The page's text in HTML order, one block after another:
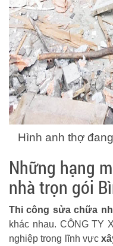
Hình anh thợ
Những hạng
nhà trọn gói
Thi công sửa chữa
khác nhau. CÔNG TY
nghiệp trong lĩnh vực